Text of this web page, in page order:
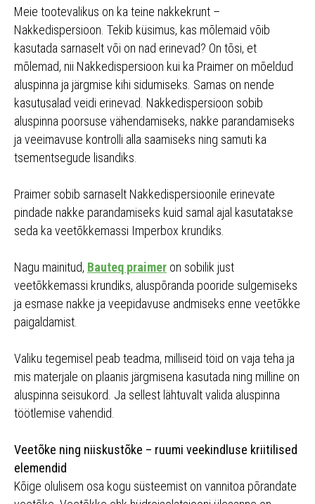
Meie tootevalikus on ka teine nakkekrunt –
Nakkedispersioon. Tekib küsimus, kas mõlemaid võib
kasutada sarnaselt või on nad erinevad? On tõsi, et
mõlemad, nii Nakkedispersioon kui ka Praimer on mõeldud
aluspinna ja järgmise kihi sidumiseks. Samas on nende
kasutusalad veidi erinevad. Nakkedispersioon sobib
aluspinna poorsuse vähendamiseks, nakke parandamiseks
ja veeimavuse kontrolli alla saamiseks ning samuti ka
tsementsegude lisandiks.
Praimer sobib sarnaselt Nakkedispersioonile erinevate
pindade nakke parandamiseks kuid samal ajal kasutatakse
seda ka veetõkkemassi Imperbox krundiks.
Nagu mainitud, Bauteq praimer on sobilik just
veetõkkemassi krundiks, aluspõranda pooride sulgemiseks
ja esmase nakke ja veepidavuse andmiseks enne veetõkke
paigaldamist.
Valiku tegemisel peab teadma, milliseid töid on vaja teha ja
mis materjale on plaanis järgmisena kasutada ning milline on
aluspinna seisukord. Ja sellest lähtuvalt valida aluspinna
töötlemise vahendid.
Veetõke ning niiskustõke – ruumi veekindluse kriitilised
elemendid
Kõige olulisem osa kogu süsteemist on vannitoa põrandate